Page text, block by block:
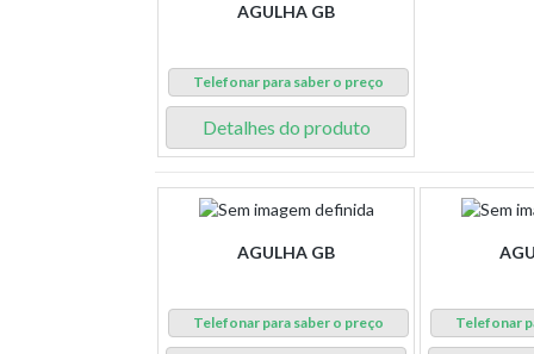
AGULHA GB
Telefonar para saber o preço
Detalhes do produto
AGULHA GB
Telefonar para saber o preço Telefonar